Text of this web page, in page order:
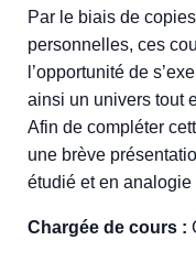
Par le biais de
personnelles, ces
l’opportunité de
ainsi un univers tout
Afin de compléter
une brève
étudié et en analogie
Chargée de cours :